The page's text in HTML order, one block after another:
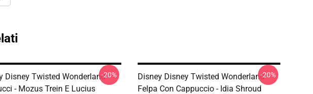
Disney Twisted Wonderland
- Mozus Trein E Lucius
-20%
Disney Disney Twisted Wonderland
Felpa Con Cappuccio - Idia Shroud
-20%